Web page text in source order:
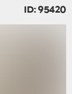
ID: 95420